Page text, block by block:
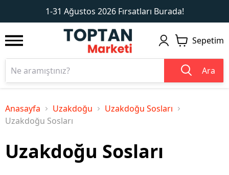
1-31 Ağustos 2026 Fırsatları Burada!
1 2
Sepetim
Ara
Anasayfa Uzakdoğu
Uzakdoğu Sosları
Uzakdoğu Sosları
Uzakdoğu Sosları